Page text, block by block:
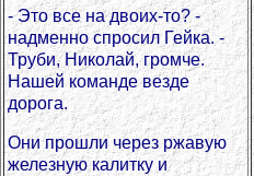
- Это все на двоих-то? -
надменно спросил Гейка. -
Труби, Николай, громче.
Нашей команде везде
дорога.
Они прошли через ржавую
железную калитку и